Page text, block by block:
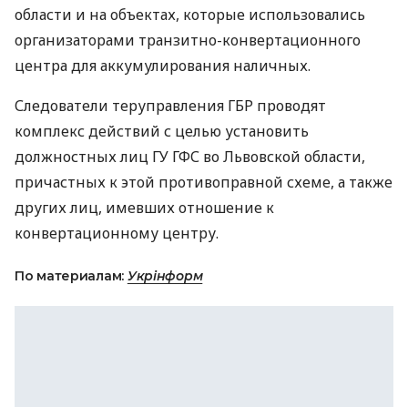
области и на объектах, которые использовались
организаторами транзитно-конвертационного
центра для аккумулирования наличных.
Следователи теруправления ГБР проводят
комплекс действий с целью установить
должностных лиц ГУ ГФС во Львовской области,
причастных к этой противоправной схеме, а также
других лиц, имевших отношение к
конвертационному центру.
По материалам: Укрінформ